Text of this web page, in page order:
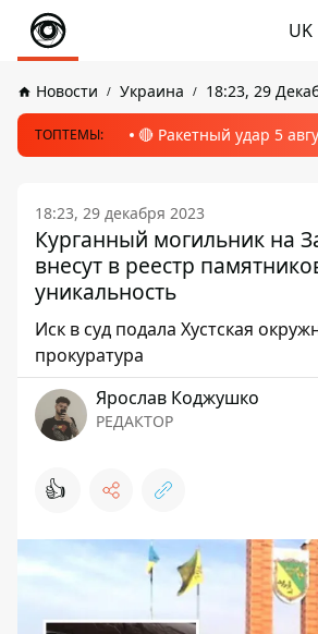
UK
Новости Украина 18:23, 29
ТОПТЕМЫ: 🔴 Ракетный удар 5
18:23, 29 декабря 2023
Курганный могильник на
внесут в реестр
уникальность
Иск в суд подала Хустская
прокуратура
Ярослав Коджушко
РЕДАКТОР
👍